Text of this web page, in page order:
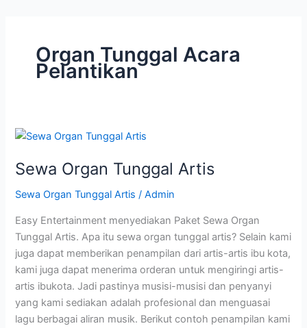
Organ Tunggal Acara
Pelantikan
Sewa Organ Tunggal Artis
Sewa Organ Tunggal Artis /Admin
Easy Entertainment menyediakan Paket Sewa Organ
Tunggal Artis. Apa itu sewa organ tunggal artis? Selain kami
juga dapat memberikan penampilan dari artis-artis ibu kota,
kami juga dapat menerima orderan untuk mengiringi artis-
artis ibukota. Jadi pastinya musisi-musisi dan penyanyi
yang kami sediakan adalah profesional dan menguasai
lagu berbagai aliran musik. Berikut contoh penampilan kami
Sewa
Tunggal